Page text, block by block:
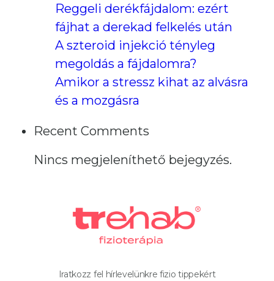
Reggeli derékfájdalom: ezért
fájhat a derekad felkelés után
A szteroid injekció tényleg
megoldás a fájdalomra?
Amikor a stressz kihat az alvásra
és a mozgásra
Recent Comments
Nincs megjeleníthető bejegyzés.
Iratkozz fel hírlevelünkre fizio tippekért